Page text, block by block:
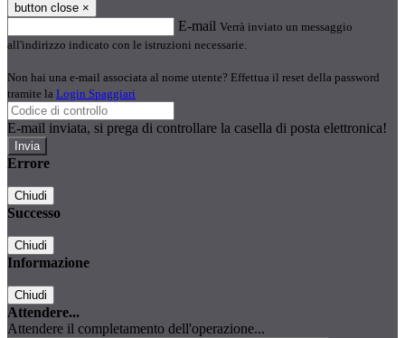
button close ×
E-mail Verrà inviato un messaggio
all'indirizzo indicato con le istruzioni necessarie.
Non hai una e-mail associata al nome utente? Effettua il reset della password
tramite la Login Spaggiari
E-mail inviata, si prega di controllare la casella di posta elettronica!
Errore
Chiudi
Successo
Chiudi
Informazione
Chiudi
Attendere...
Attendere il completamento dell'operazione...